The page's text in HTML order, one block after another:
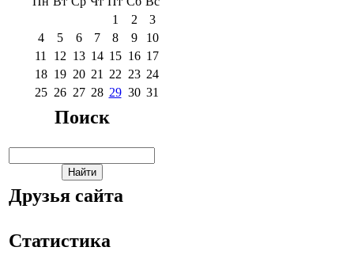
1
2
3
4
5 6 7 8 9
10
11
12 13 14 15 16 17
18 19 20 21 22 23 24
25 26 27 28 29 30 31
Поиск
Друзья сайта
Статистика